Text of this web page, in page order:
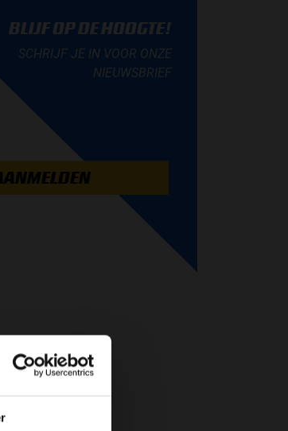
BLIJF OP DE HOOGTE!
SCHRIJF JE IN VOOR ONZE
NIEUWSBRIEF